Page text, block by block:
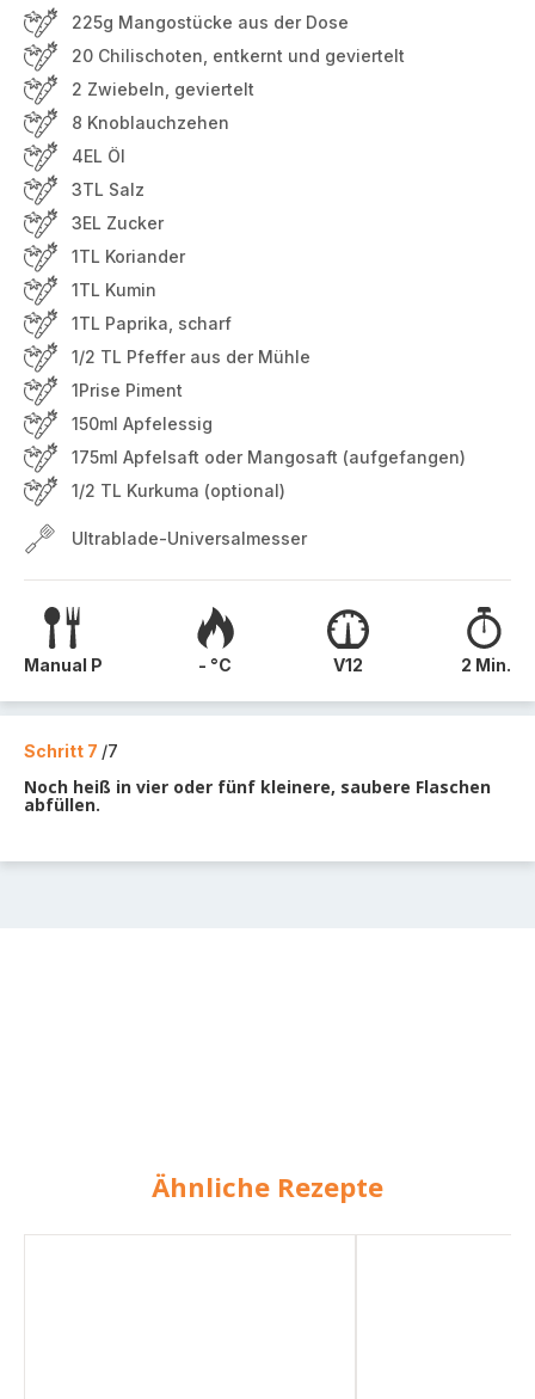
225g Mangostücke aus der Dose
20 Chilischoten, entkernt und geviertelt
2 Zwiebeln, geviertelt
8 Knoblauchzehen
4EL Öl
3TL Salz
3EL Zucker
1TL Koriander
1TL Kumin
1TL Paprika, scharf
1/2 TL Pfeffer aus der Mühle
1Prise Piment
150ml Apfelessig
175ml Apfelsaft oder Mangosaft (aufgefangen)
1/2 TL Kurkuma (optional)
Ultrablade-Universalmesser
Manual P - °C V12 2 Min.
Schritt 7 /7
Noch heiß in vier oder fünf kleinere, saubere Flaschen
abfüllen.
Ähnliche Rezepte